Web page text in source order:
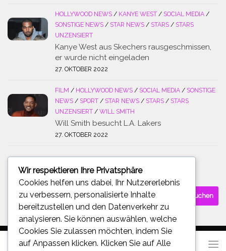
HOLLYWOOD NEWS / KANYE WEST / SOCIAL MEDIA /
SONSTIGE NEWS / STAR NEWS / STARS / STARS
UNZENSIERT
Kanye West aus Skechers rausgeschmissen,
er wurde nicht eingeladen
27. OKTOBER 2022
FILM / HOLLYWOOD NEWS / SOCIAL MEDIA / SONSTIGE
NEWS / SPORT / STAR NEWS / STARS / STARS
UNZENSIERT / WILL SMITH
Will Smith besucht L.A. Lakers
27. OKTOBER 2022
Suchen
nach:
Wir respektieren Ihre Privatsphäre
Cookies helfen uns dabei, Ihr Nutzererlebnis
zu verbessern, personalisierte Inhalte
bereitzustellen und den Datenverkehr zu
analysieren. Sie können auswählen, welche
Cookies Sie zulassen möchten, indem Sie
auf Anpassen klicken. Klicken Sie auf Alle